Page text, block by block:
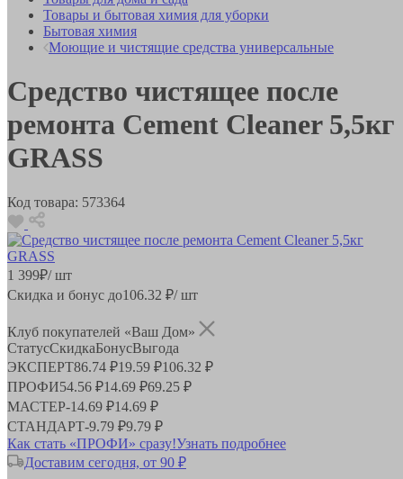
Товары и бытовая химия для уборки
Бытовая химия
Моющие и чистящие средства универсальные
Средство чистящее после
ремонта Cement Cleaner 5,5кг
GRASS
Код товара: 573364
1 399₽/ шт
Скидка и бонус до106.32 ₽/ шт
Клуб покупателей «Ваш Дом»
СтатусСкидкаБонусВыгода
ЭКСПЕРТ86.74 ₽19.59 ₽106.32 ₽
ПРОФИ54.56 ₽14.69 ₽69.25 ₽
МАСТЕР-14.69 ₽14.69 ₽
СТАНДАРТ-9.79 ₽9.79 ₽
Как стать «ПРОФИ» сразу!Узнать подробнее
Доставим сегодня, от 90 ₽